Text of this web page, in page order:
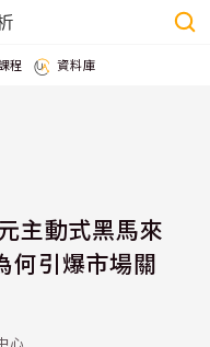
程 資料庫
主動式黑馬來
何引爆市場關
心